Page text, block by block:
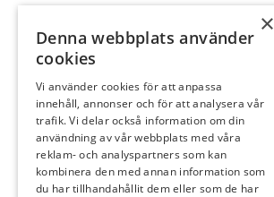
×
Denna webbplats använder
cookies
Vi använder cookies för att anpassa
innehåll, annonser och för att analysera vår
trafik. Vi delar också information om din
användning av vår webbplats med våra
reklam- och analyspartners som kan
kombinera den med annan information som
du har tillhandahållit dem eller som de har